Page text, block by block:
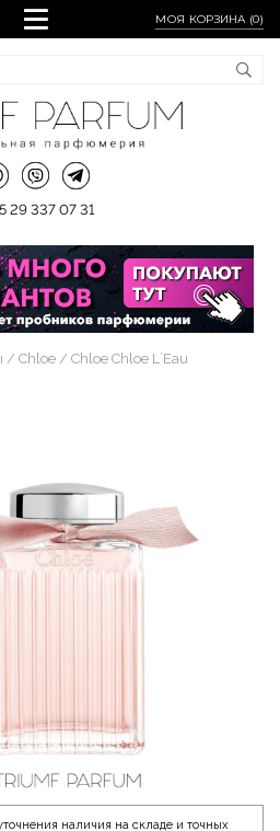
МОЯ КОРЗИНА (0)
29 337 07 31
Chloe Chloe Chloe L`Eau
наличия на складе и точных